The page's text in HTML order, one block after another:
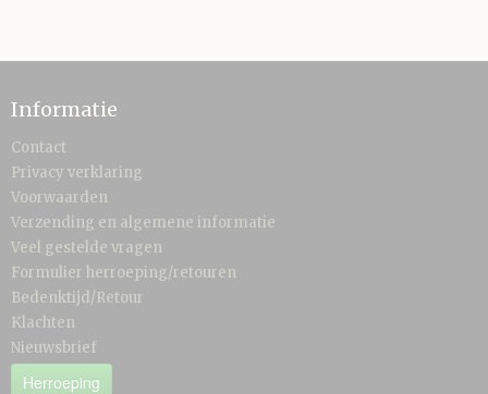
Informatie
Contact
Privacy verklaring
Voorwaarden
Verzending en algemene informatie
Veel gestelde vragen
Formulier herroeping/retouren
Bedenktijd/Retour
Klachten
Nieuwsbrief
Herroeping